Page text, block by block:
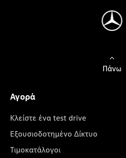
Πάνω
Αγορά
Κλείστε ένα test drive
Εξουσιοδοτημένο Δίκτυο
Τιμοκατάλογοι